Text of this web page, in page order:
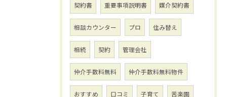
契約書 重要事項説明書 媒介契約書
相談カウンター プロ 住み替え
相続 契約 管理会社
仲介手数料無料 仲介手数料無料物件
おすすめ 口コミ 子育て 苦楽園